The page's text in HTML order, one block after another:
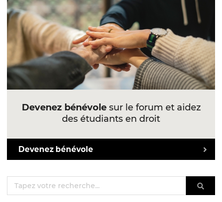
Devenez bénévolesur le forum et aidez
des étudiants en droit
Devenez bénévole